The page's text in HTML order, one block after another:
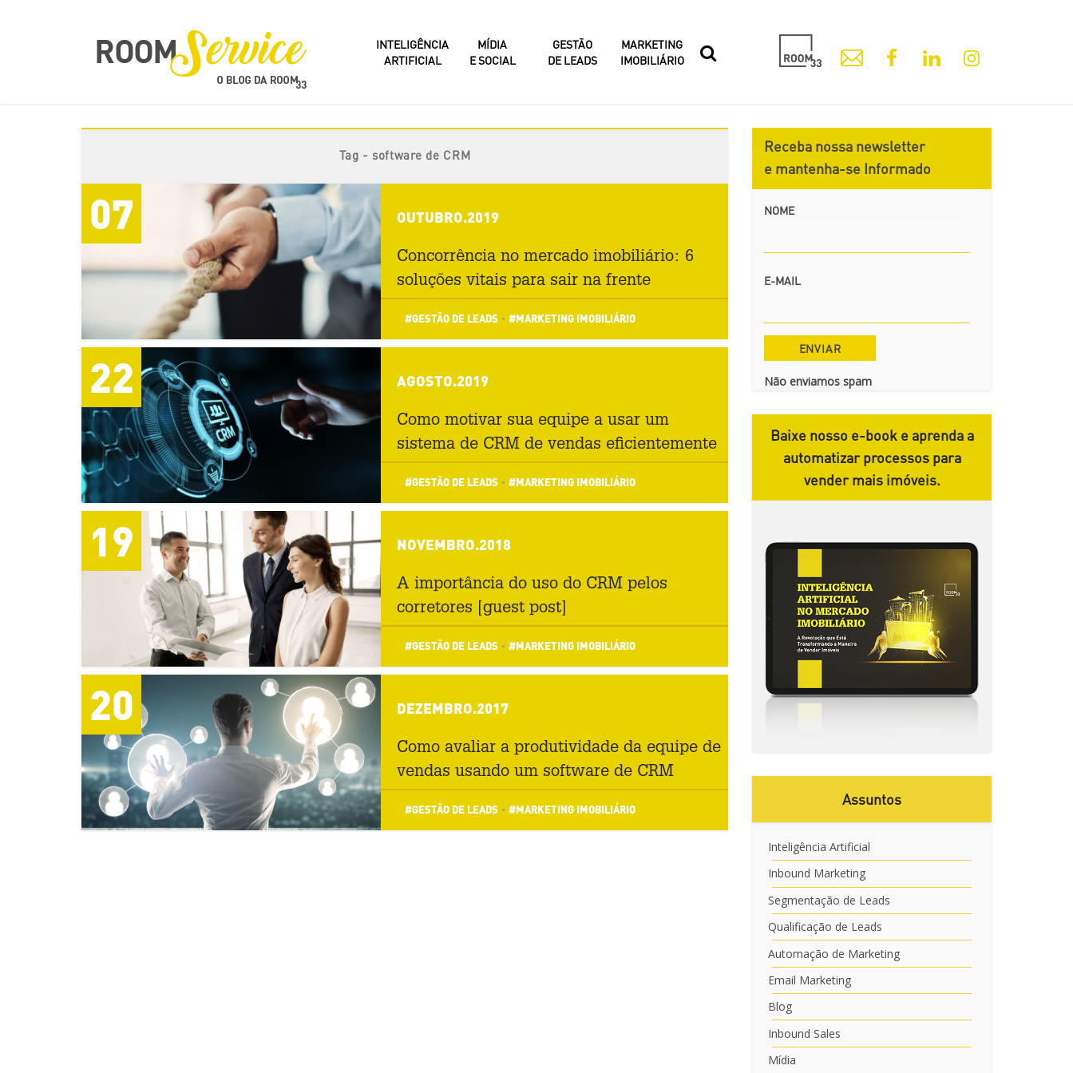
INTELIGÊNCIA
ARTIFICIAL
MÍDIA
E SOCIAL
GESTÃO
DE LEADS
MARKETING
IMOBILIÁRIO
Tag - software de CRM
07 OUTUBRO.2019
Concorrência no mercado imobiliário: 6
soluções vitais para sair na frente
#GESTÃO DE LEADS • #MARKETING IMOBILIÁRIO
22 AGOSTO.2019
Como motivar sua equipe a usar um
sistema de CRM de vendas eficientemente
#GESTÃO DE LEADS • #MARKETING IMOBILIÁRIO
19 NOVEMBRO.2018
A importância do uso do CRM pelos
corretores [guest post]
#GESTÃO DE LEADS • #MARKETING IMOBILIÁRIO
20 DEZEMBRO.2017
Como avaliar a produtividade da equipe de
vendas usando um software de CRM
#GESTÃO DE LEADS • #MARKETING IMOBILIÁRIO
Receba nossa newsletter
e mantenha-se Informado
NOME
E-MAIL
Não enviamos spam
Baixe nosso e-book e aprenda a
automatizar processos para
vender mais imóveis.
Assuntos
Inteligência Artificial
Inbound Marketing
Segmentação de Leads
Qualificação de Leads
Automação de Marketing
Email Marketing
Blog
Inbound Sales
Mídia